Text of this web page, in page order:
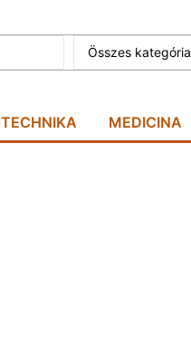
Összes kategória
TECHNIKA MEDICINA